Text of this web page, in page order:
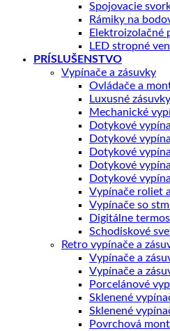
Spojovacie
Rámiky na
Elektroizolačné
LED stropné
PRÍSLUŠENSTVO
Vypínače a zásuvky
Ovládače a
Luxusné zásuvky
Mechanické
Dotykové
Dotykové
Dotykové
Dotykové
Dotykové
Vypínače roliet
Vypínače so
Digitálne
Schodiskové
Retro vypínače a
Vypínače a
Vypínače a
Porcelánové
Sklenené
Sklenené
Povrchová